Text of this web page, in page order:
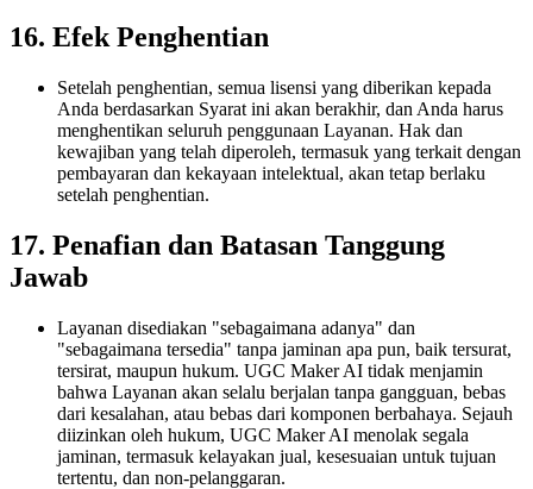
16. Efek Penghentian
Setelah penghentian, semua lisensi yang diberikan kepada
Anda berdasarkan Syarat ini akan berakhir, dan Anda harus
menghentikan seluruh penggunaan Layanan. Hak dan
kewajiban yang telah diperoleh, termasuk yang terkait dengan
pembayaran dan kekayaan intelektual, akan tetap berlaku
setelah penghentian.
17. Penafian dan Batasan Tanggung
Jawab
Layanan disediakan "sebagaimana adanya" dan
"sebagaimana tersedia" tanpa jaminan apa pun, baik tersurat,
tersirat, maupun hukum. UGC Maker AI tidak menjamin
bahwa Layanan akan selalu berjalan tanpa gangguan, bebas
dari kesalahan, atau bebas dari komponen berbahaya. Sejauh
diizinkan oleh hukum, UGC Maker AI menolak segala
jaminan, termasuk kelayakan jual, kesesuaian untuk tujuan
tertentu, dan non-pelanggaran.